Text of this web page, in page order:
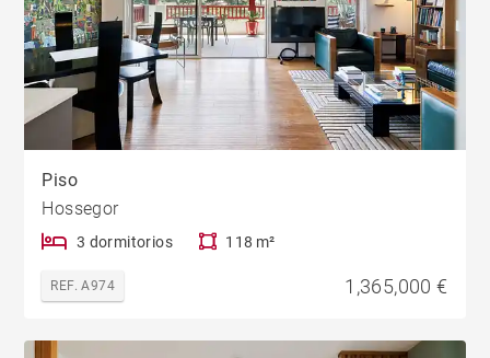
Piso
Hossegor
3 dormitorios 118 m²
REF. A974 1,365,000 €